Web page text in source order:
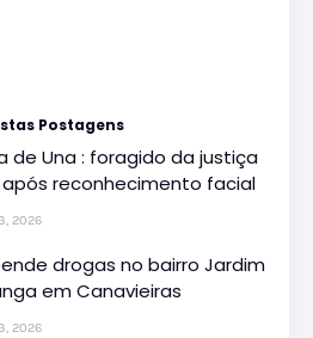
Postagens
de Una : foragido da justiça
reconhecimento facial
2026
drogas no bairro Jardim
em Canavieiras
2026